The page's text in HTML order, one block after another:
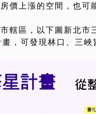
價上漲的空間，也可
轄區，以下圖新北市
，可發現林口、三峽